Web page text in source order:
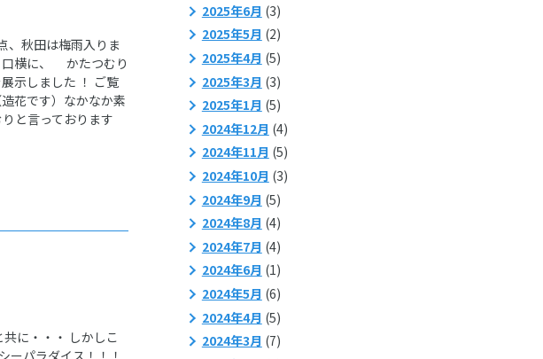
、秋田は梅雨入りま
口横に、 かたつむり
示しました ！ ご覧
花です）なかなか素
と言っております
に・・・ しかしこ
2025年6月 (3)
2025年5月 (2)
2025年4月 (5)
2025年3月 (3)
2025年1月 (5)
2024年12月 (4)
2024年11月 (5)
2024年10月 (3)
2024年9月 (5)
2024年8月 (4)
2024年7月 (4)
2024年6月 (1)
2024年5月 (6)
2024年4月 (5)
2024年3月 (7)